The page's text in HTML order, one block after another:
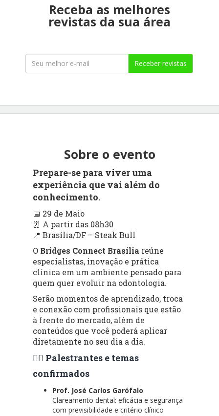
Receba as melhores
revistas da sua área
Receber revistas
Sobre o evento
Prepare-se para viver uma
experiência que vai além do
conhecimento.
📅 29 de Maio
⏰ A partir das 08h30
📍 Brasília/DF – Steak Bull
O Bridges Connect Brasília reúne
especialistas, inovação e prática
clínica em um ambiente pensado para
quem quer evoluir na odontologia.
Serão momentos de aprendizado, troca
e conexão com profissionais que estão
à frente do mercado, além de
conteúdos que você poderá aplicar
diretamente no seu dia a dia.
👨‍⚕️ Palestrantes e temas
confirmados
Prof. José Carlos Garófalo
Clareamento dental: eficácia e segurança
com previsibilidade e critério clínico